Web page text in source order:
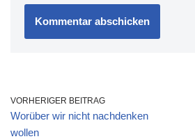
VORHERIGER BEITRAG
Worüber wir nicht nachdenken
wollen